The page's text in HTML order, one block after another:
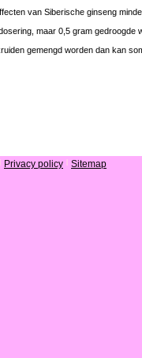
van Siberische ginseng
maar 0,5 gram
gemengd worden dan kan
Privacy policy Sitemap